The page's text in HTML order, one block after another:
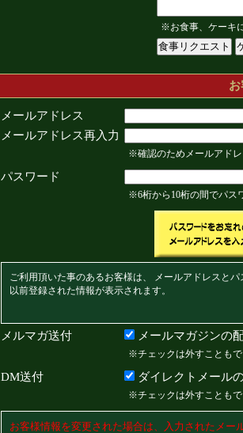
※お食事、ケーキ
メールアドレス
メールアドレス再入力
※確認のためメールアド
パスワード
※6桁から10桁の間でパス
ご利用頂いた事のあるお客様は、 メールアドレスと
以前登録された情報が表示されます。
メルマガ送付 メールマガジンの
※チェックは外すことも
DM送付 ダイレクトメール
※チェックは外すことも
お客様情報を変更された場合は、入力されたメ